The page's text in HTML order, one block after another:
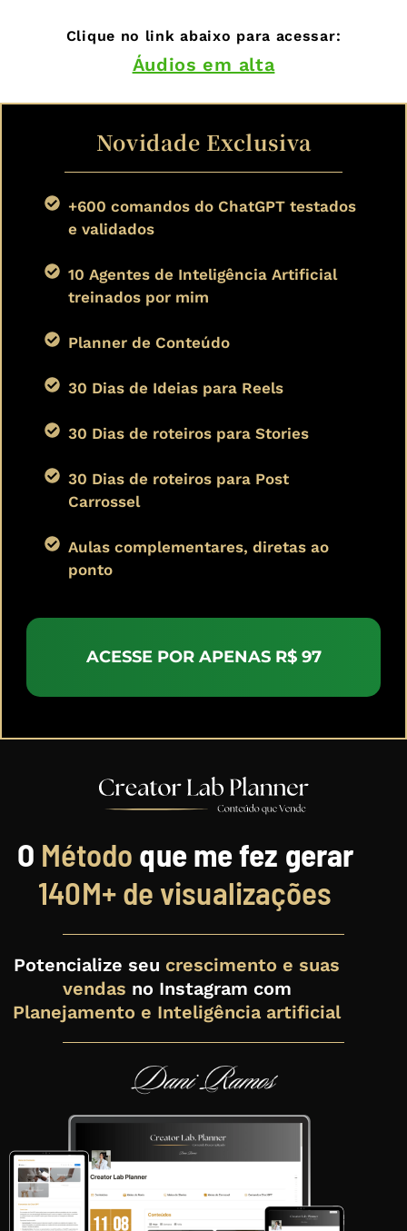
Clique no link abaixo para acessar:
Áudios em alta
Novidade Exclusiva
+600 comandos do ChatGPT testados
e validados
10 Agentes de Inteligência Artificial
treinados por mim
Planner de Conteúdo
30 Dias de Ideias para Reels
30 Dias de roteiros para Stories
30 Dias de roteiros para Post
Carrossel
Aulas complementares, diretas ao
ponto
ACESSE POR APENAS R$ 97
O Método que me fez gerar
140M+ de visualizações
Potencialize seu crescimento e suas
vendas no Instagram com
Planejamento e Inteligência artificial